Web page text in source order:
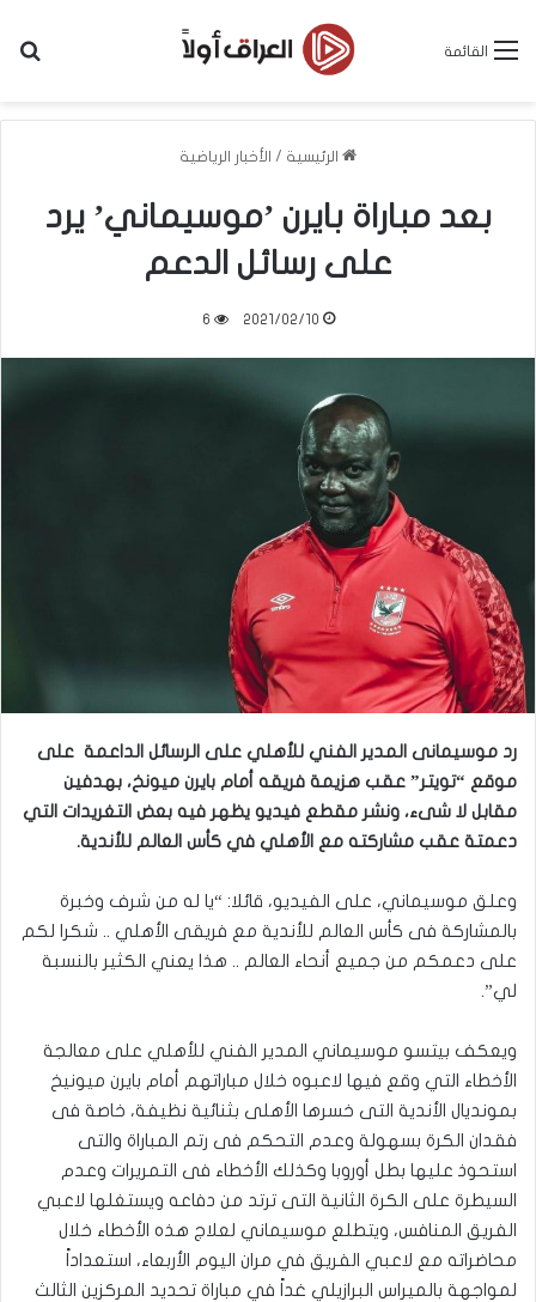
القائمة
الرئيسية / الأخبار الرياضية
بعد مباراة بايرن ’موسيماني’ يرد
على رسائل الدعم
2021/02/10
6
رد موسيمانى المدير الفني للأهلي على الرسائل الداعمة على
موقع “تويتر” عقب هزيمة فريقه أمام بايرن ميونخ، بهدفين
مقابل لا شىء، ونشر مقطع فيديو يظهر فيه بعض التغريدات التي
دعمتة عقب مشاركته مع الأهلي في كأس العالم للأندية.
وعلق موسيماني، على الفيديو، قائلا: “يا له من شرف وخبرة
بالمشاركة فى كأس العالم للأندية مع فريقى الأهلي .. شكرا لكم
على دعمكم من جميع أنحاء العالم .. هذا يعني الكثير بالنسبة
لي”.
ويعكف بيتسو موسيماني المدير الفني للأهلي على معالجة
الأخطاء التي وقع فيها لاعبوه خلال مباراتهم أمام بايرن ميونيخ
بمونديال الأندية التى خسرها الأهلى بثنائية نظيفة، خاصة فى
فقدان الكرة بسهولة وعدم التحكم فى رتم المباراة والتى
استحوذ عليها بطل أوروبا وكذلك الأخطاء فى التمريرات وعدم
السيطرة على الكرة الثانية التى ترتد من دفاعه ويستغلها لاعبي
الفريق المنافس، ويتطلع موسيماني لعلاج هذه الأخطاء خلال
محاضراته مع لاعبي الفريق في مران اليوم الأربعاء، استعداداً
لمواجهة بالميراس البرازيلي غداً في مباراة تحديد المركزين الثالث